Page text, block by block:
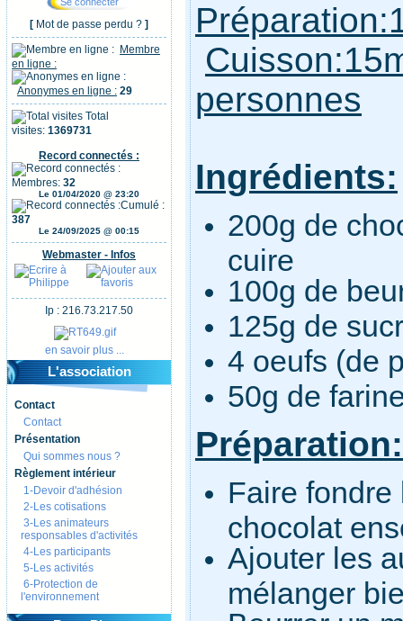
[ Mot de passe perdu ? ]
Membre
en ligne :
Anonymes en ligne : 29
Total
visites: 1369731
Record connectés :
Membres: 32
Le 01/04/2020 @ 23:20
Cumulé :
387
Le 24/09/2025 @ 00:15
Webmaster - Infos
Ip : 216.73.217.50
en savoir plus ...
L'association
Contact
Contact
Présentation
Qui sommes nous ?
Règlement intérieur
1-Devoir d'adhésion
2-Les cotisations
3-Les animateurs
responsables d'activités
4-Les participants
5-Les activités
6-Protection de
l'environnement
personnes
Ingrédients:
200g de
cuire
100g de
125g de
4 oeufs (de
50g de
Préparation:
Faire fondre
chocolat
Ajouter les
mélanger